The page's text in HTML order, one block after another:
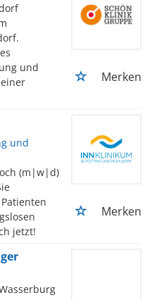
und
Merken
und
(m|w|d)
jetzt!
Merken